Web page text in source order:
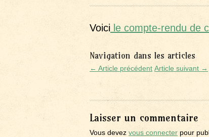
Voici le compte-rendu de
Navigation dans les articles
← Article précédent Article suivant →
Laisser un commentaire
Vous devez vous connecter pour